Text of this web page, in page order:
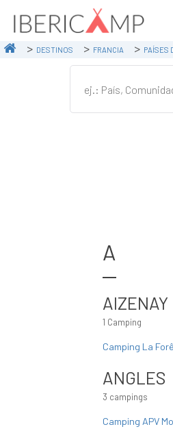
DESTINOS FRANCIA PAÍSES
A
AIZENAY
1 Camping
Camping La
ANGLES
3 campings
Camping APV